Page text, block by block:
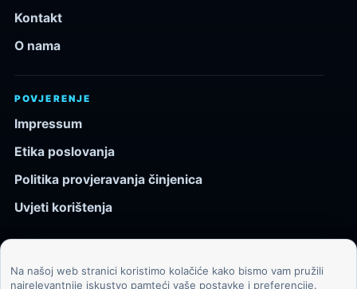
Kontakt
O nama
POVJERENJE
Impressum
Etika poslovanja
Politika provjeravanja činjenica
Uvjeti korištenja
© 2026 Kozmos.hr. Sva prava pridržana.
Na našoj web stranici koristimo kolačiće kako bismo vam pružili
najrelevantnije iskustvo pamteći vaše postavke i preferencije.